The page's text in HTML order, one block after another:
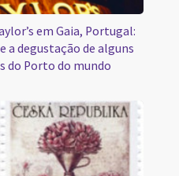
em Gaia, Portugal:
a degustação de alguns
do Porto do mundo